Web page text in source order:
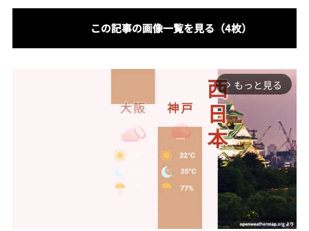
この記事の画像一覧を見る（4枚）
arrow_forward_ios もっと見る